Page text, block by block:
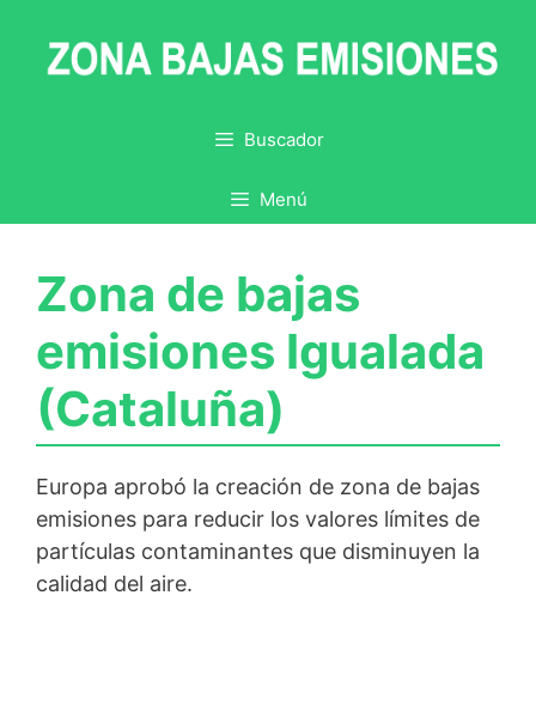
contenido
Buscador
Menú
Zona de bajas
emisiones Igualada
(Cataluña)
Europa aprobó la creación de zona de bajas
emisiones para reducir los valores límites de
partículas contaminantes que disminuyen la
calidad del aire.